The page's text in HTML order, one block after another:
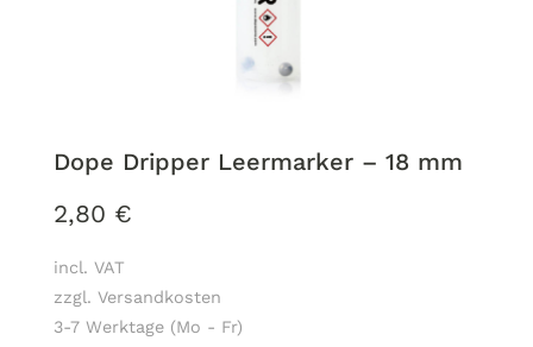
Dope Dripper Leermarker – 18 mm
2,80 €
incl. VAT
zzgl. Versandkosten
3-7 Werktage (Mo - Fr)